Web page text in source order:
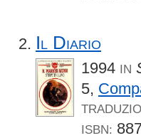
Il Diario
1994 IN
5,
ISBN: